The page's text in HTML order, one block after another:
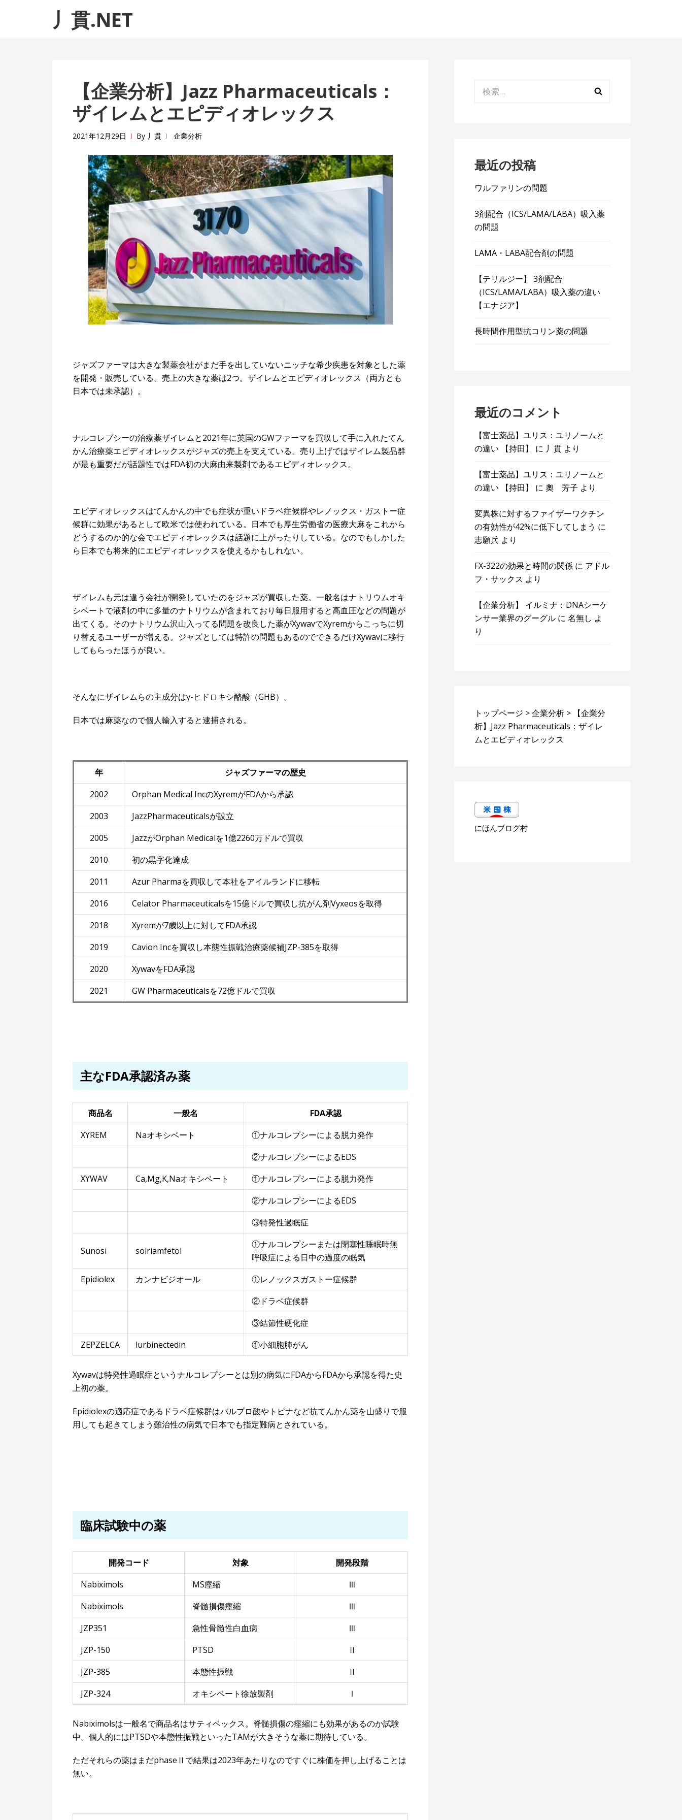
ゲ
テ丿貫.NET
【企業分析】Jazz Pharmaceuticals：
ザイレムとエピディオレックス
2021年12月29日 By 丿貫 企業分析
ジャズファーマは大きな製薬会社がまだ手を出していないニッチな希少疾患を対象とした薬
を開発・販売している。売上の大きな薬は2つ。ザイレムとエピディオレックス（両方とも
日本では未承認）。
ナルコレプシーの治療薬ザイレムと2021年に英国のGWファーマを買収して手に入れたてん
かん治療薬エピディオレックスがジャズの売上を支えている。売り上げではザイレム製品群
が最も重要だが話題性ではFDA初の大麻由来製剤であるエピディオレックス。
エピディオレックスはてんかんの中でも症状が重いドラベ症候群やレノックス・ガストー症
候群に効果があるとして欧米では使われている。日本でも厚生労働省の医療大麻をこれから
どうするのか的な会でエピディオレックスは話題に上がったりしている。なのでもしかした
ら日本でも将来的にエピディオレックスを使えるかもしれない。
ザイレムも元は違う会社が開発していたのをジャズが買収した薬。一般名はナトリウムオキ
シベートで液剤の中に多量のナトリウムが含まれており毎日服用すると高血圧などの問題が
出てくる。そのナトリウム沢山入ってる問題を改良した薬がXywavでXyremからこっちに切
り替えるユーザーが増える。ジャズとしては特許の問題もあるのでできるだけXywavに移行
してもらったほうが良い。
そんなにザイレムらの主成分はγ-ヒドロキシ酪酸（GHB）。
日本では麻薬なので個人輸入すると逮捕される。
年
ジャズファーマの歴史
2002
Orphan Medical IncのXyremがFDAから承認
2003
JazzPharmaceuticalsが設立
2005
JazzがOrphan Medicalを1億2260万ドルで買収
2010
初の黒字化達成
2011
Azur Pharmaを買収して本社をアイルランドに移転
2016
Celator Pharmaceuticalsを15億ドルで買収し抗がん剤Vyxeosを取得
2018
Xyremが7歳以上に対してFDA承認
2019
Cavion Incを買収し本態性振戦治療薬候補JZP-385を取得
2020
XywavをFDA承認
2021
GW Pharmaceuticalsを72億ドルで買収
主なFDA承認済み薬
商品名 一般名
FDA承認
XYREM
Naオキシベート
①ナルコレプシーによる脱力発作
②ナルコレプシーによるEDS
XYWAV
Ca,Mg,K,Naオキシベート
①ナルコレプシーによる脱力発作
②ナルコレプシーによるEDS
③特発性過眠症
Sunosi solriamfetol
①ナルコレプシーまたは閉塞性睡眠時無
呼吸症による日中の過度の眠気
Epidiolex
カンナビジオール
①レノックスガストー症候群
②ドラベ症候群
③結節性硬化症
ZEPZELCA
lurbinectedin ①小細胞肺がん
Xywavは特発性過眠症というナルコレプシーとは別の病気にFDAからFDAから承認を得た史
上初の薬。
Epidiolexの適応症であるドラベ症候群はバルプロ酸やトピナなど抗てんかん薬を山盛りで服
用しても起きてしまう難治性の病気で日本でも指定難病とされている。
臨床試験中の薬
開発コード 対象
開発段階
Nabiximols
MS痙縮
Ⅲ
Nabiximols
脊髄損傷痙縮
Ⅲ
JZP351
急性骨髄性白血病
Ⅲ
JZP-150
PTSD
Ⅱ
JZP-385
本態性振戦
Ⅱ
JZP-324
オキシベート徐放製剤 Ⅰ
Nabiximolsは一般名で商品名はサティベックス。脊髄損傷の痙縮にも効果があるのか試験
中。個人的にはPTSDや本態性振戦といったTAMが大きそうな薬に期待している。
ただそれらの薬はまだphaseⅡで結果は2023年あたりなのですぐに株価を押し上げることは
無い。
索:
最近の投稿
ワルファリンの問題
3剤配合（ICS/LAMA/LABA）吸入薬
の問題
LAMA・LABA配合剤の問題
【テリルジー】 3剤配合
（ICS/LAMA/LABA）吸入薬の違い
【エナジア】
長時間作用型抗コリン薬の問題
最近のコメント
【富士薬品】ユリス：ユリノームと
の違い 【持田】
に 丿貫 より
【富士薬品】ユリス：ユリノームと
の違い 【持田】
に奧 芳子 より
変異株に対するファイザーワクチン
の有効性が42%に低下してしまう に
志願兵 より
FX-322の効果と時間の関係 に アドル
フ・サックス より
【企業分析】 イルミナ：DNAシーケ
ンサー業界のグーグル に名無し よ
り
トップページ >企業分析 >
【企業分
析】Jazz Pharmaceuticals：ザイレ
ムとエピディオレックス
にほんブログ村